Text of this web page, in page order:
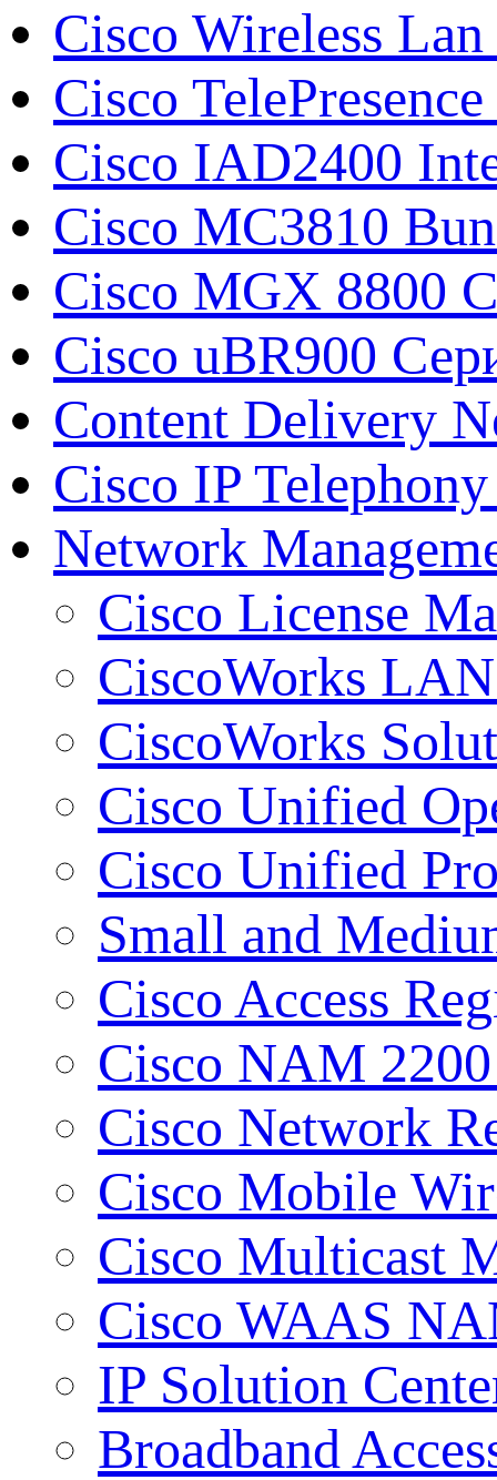
Cisco Wireless
Cisco
Cisco IAD2400
Cisco MC3810
Cisco MGX 8800
Cisco uBR900
Content Delivery
Cisco IP
Network
Cisco License
CiscoWorks
CiscoWorks
Cisco Unified
Cisco Unified
Small and
Cisco Access
Cisco NAM
Cisco Network
Cisco Mobile
Cisco Multicast
Cisco WAAS
IP Solution
Broadband